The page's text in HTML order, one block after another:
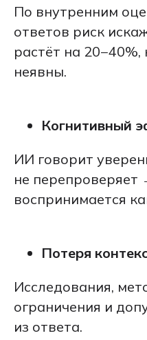
По внутренним
ответов риск
растёт на 20−40%,
неявны.
Когнитивный
ИИ говорит
не
воспринимается
Потеря
Исследования,
ограничения и
из ответа.